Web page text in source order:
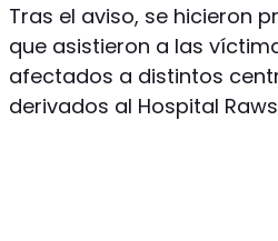
Tras el aviso, se hicieron
que asistieron a las
afectados a distintos
derivados al Hospital